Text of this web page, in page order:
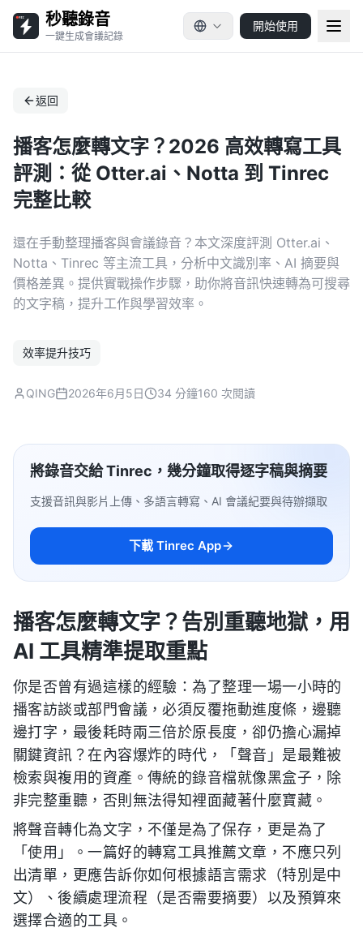
秒聽錄音
一鍵生成會議記錄
開始使用
返回
播客怎麼轉文字？2026 高效轉寫工具
評測：從 Otter.ai、Notta 到 Tinrec
完整比較
還在手動整理播客與會議錄音？本文深度評測 Otter.ai、
Notta、Tinrec 等主流工具，分析中文識別率、AI 摘要與
價格差異。提供實戰操作步驟，助你將音訊快速轉為可搜尋
的文字稿，提升工作與學習效率。
效率提升技巧
QING 2026年6月5日 34 分鐘160 次閱讀
將錄音交給 Tinrec，幾分鐘取得逐字稿與摘要
支援音訊與影片上傳、多語言轉寫、AI 會議紀要與待辦擷取
下載 Tinrec App
播客怎麼轉文字？告別重聽地獄，用
AI 工具精準提取重點
你是否曾有過這樣的經驗：為了整理一場一小時的
播客訪談或部門會議，必須反覆拖動進度條，邊聽
邊打字，最後耗時兩三倍於原長度，卻仍擔心漏掉
關鍵資訊？在內容爆炸的時代，「聲音」是最難被
檢索與複用的資產。傳統的錄音檔就像黑盒子，除
非完整重聽，否則無法得知裡面藏著什麼寶藏。
將聲音轉化為文字，不僅是為了保存，更是為了
「使用」。一篇好的轉寫工具推薦文章，不應只列
出清單，更應告訴你如何根據語言需求（特別是中
文）、後續處理流程（是否需要摘要）以及預算來
選擇合適的工具。